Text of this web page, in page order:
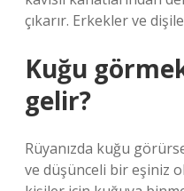
çıkarır. Erkekler ve
Kuğu
gelir?
Rüyanızda kuğu
ve düşünceli bir eşiniz